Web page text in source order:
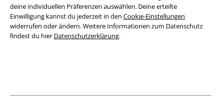
deine individuellen Präferenzen auswählen. Deine erteilte
Einwilligung kannst du jederzeit in den Cookie-Einstellungen
widerrufen oder ändern. Weitere Informationen zum Datenschutz
findest du hier Datenschutzerklärung.
Cookie-Einstellungen